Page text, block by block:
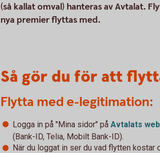
(så kallat omval) hanteras av Avtalat.
nya premier flyttas med.
Så gör du för att
Flytta med e-legitimation:
Logga in på "Mina sidor" på Avtalats
(Bank-ID, Telia, Mobilt Bank-ID).
När du loggat in ser du vad flytten kostar